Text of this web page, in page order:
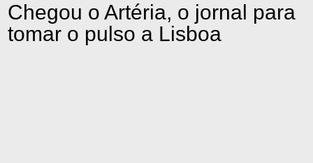
Chegou o Artéria, o jornal para
tomar o pulso a Lisboa